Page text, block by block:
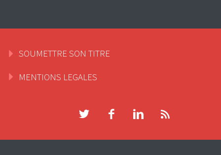
SOUMETTRE SON TITRE
MENTIONS LEGALES